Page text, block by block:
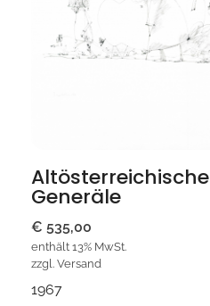
Altösterreichische
Generäle
€ 535,00
enthält 13% MwSt.
zzgl. Versand
1967